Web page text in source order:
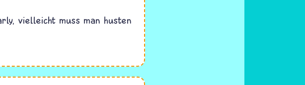
vielleicht muss man husten